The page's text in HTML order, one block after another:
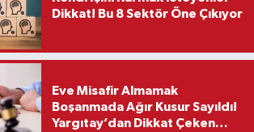
Dikkat! Bu 8 Sektör Öne Çıkıyor
Eve Misafir Almamak
Boşanmada Ağır Kusur Sayıldı!
Yargıtay’dan Dikkat Çeken